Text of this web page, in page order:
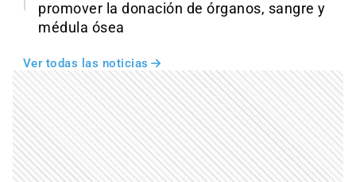
promover la donación de órganos, sangre y
médula ósea
Ver todas las noticias